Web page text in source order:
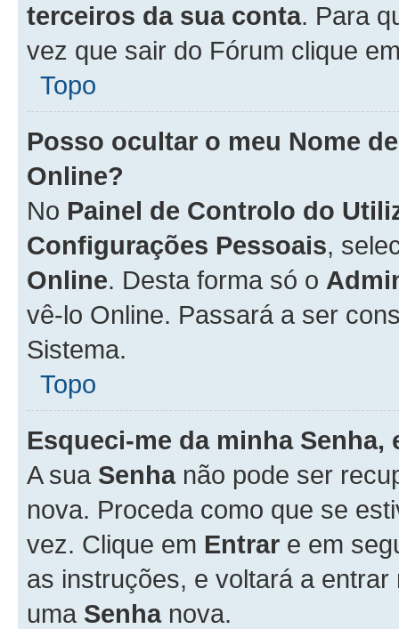
terceiros da sua conta. Para
vez que sair do Fórum clique
Topo
Posso ocultar o meu Nome
Online?
No Painel de Controlo do
Configurações Pessoais,
Online. Desta forma só o
vê-lo Online. Passará a ser
Sistema.
Topo
Esqueci-me da minha Senha,
A sua Senhanão pode ser
nova. Proceda como que se
vez. Clique em Entrar e em
as instruções, e voltará a
uma Senhanova.